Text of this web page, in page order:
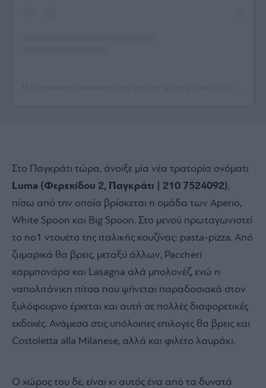
Στο Παγκράτι τώρα, άνοιξε μία νέα τρατορία ονόματι
Luma (Φερεκίδου 2, Παγκράτι | 210 7524092),
πίσω από την οποία βρίσκεται η ομάδα των Aperio,
White Spoon και Big Spoon. Στο μενού πρωταγωνιστεί
το no1 ντουέτο της ιταλικής κουζίνας: pasta-pizza. Από
ζυμαρικά θα βρεις, μεταξύ άλλων, Paccheri
καρμπονάρα και Lasagna αλά μπολονέζ, ενώ η
ναπολιτάνικη πίτσα που ψήνεται παραδοσιακά στον
ξυλόφουρνο έρχεται και αυτή σε πολλές διαφορετικές
εκδοχές. Ανάμεσα στις υπόλοιπες επιλογές θα βρεις και
Costoletta alla Milanese, αλλά και φιλέτο λαυράκι.
Ο χώρος του δε, είναι κι αυτός ένα από τα δυνατά